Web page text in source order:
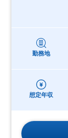
勤務地
想定年収